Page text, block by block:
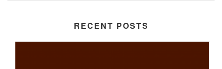
RECENT POSTS